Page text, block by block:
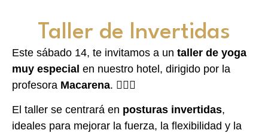
Taller de Invertidas
Este sábado 14, te invitamos a un taller de yoga
muy especial en nuestro hotel, dirigido por la
profesora Macarena. 🧘‍♀️✨
El taller se centrará en posturas invertidas,
ideales para mejorar la fuerza, la flexibilidad y la